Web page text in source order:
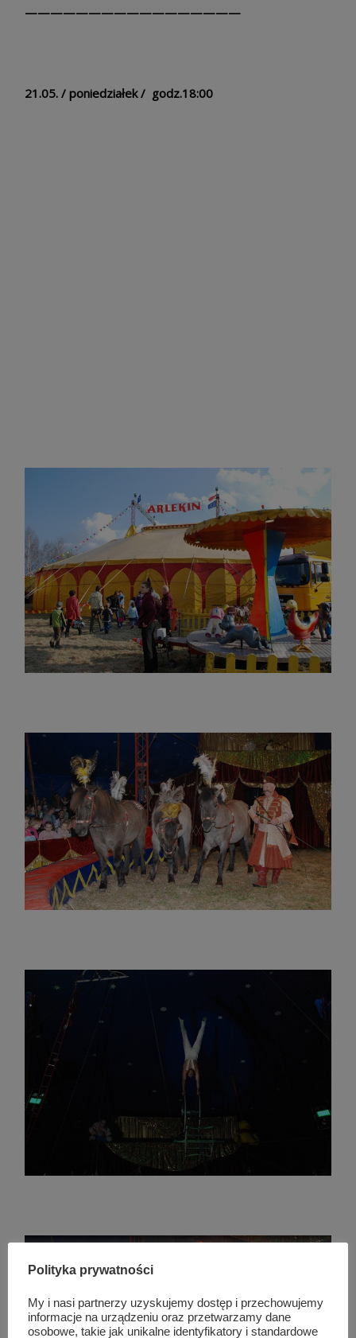
—————————————————
21.05. / poniedziałek / godz.18:00
Polityka prywatności
My i nasi partnerzy uzyskujemy dostęp i przechowujemy
informacje na urządzeniu oraz przetwarzamy dane
osobowe, takie jak unikalne identyfikatory i standardowe